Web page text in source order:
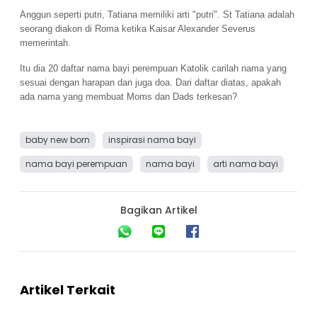
Anggun seperti putri, Tatiana memiliki arti "putri". St Tatiana adalah
seorang diakon di Roma ketika Kaisar Alexander Severus
memerintah.
Itu dia 20 daftar nama bayi perempuan Katolik carilah nama yang
sesuai dengan harapan dan juga doa. Dari daftar diatas, apakah
ada nama yang membuat Moms dan Dads terkesan?
baby new born
inspirasi nama bayi
nama bayi perempuan
nama bayi arti nama bayi
Bagikan Artikel
Artikel Terkait